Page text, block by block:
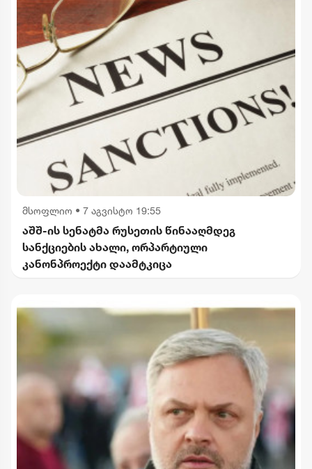
მსოფლიო • 7 აგვისტო 19:55
აშშ-ის სენატმა რუსეთის წინააღმდეგ
სანქციების ახალი, ორპარტიული
კანონპროექტი დაამტკიცა